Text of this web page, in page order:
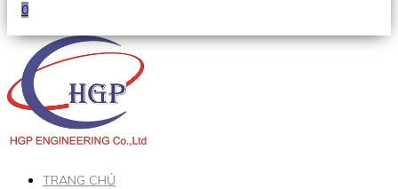
0
TRANG CHỦ